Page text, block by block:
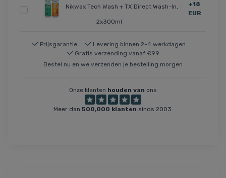
Nikwax Tech Wash + TX Direct Wash-In,
2x300ml
+18
EUR
Prijsgarantie
Levering binnen 2-4 werkdagen
Gratis verzending vanaf €99
Bestel nu en we verzenden je bestelling morgen
Onze klanten houden van ons
Meer dan 500,000 klanten sinds 2003.